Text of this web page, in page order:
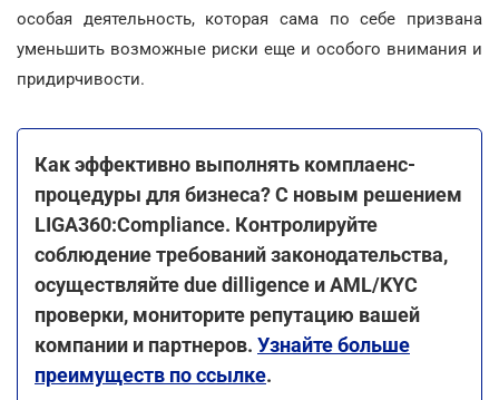
особая деятельность, которая сама по себе призвана
уменьшить возможные риски еще и особого внимания и
придирчивости.
Как эффективно выполнять комплаенс-
процедуры для бизнеса? С новым решением
LIGA360:Compliance. Контролируйте
соблюдение требований законодательства,
осуществляйте due dilligence и AML/KYC
проверки, мониторите репутацию вашей
компании и партнеров. Узнайте больше
преимуществ по ссылке.